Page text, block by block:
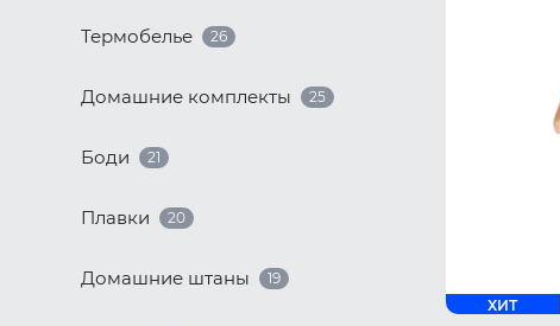
Термобелье 26
Домашние комплекты 25
Боди 21
Плавки 20
Домашние штаны 19
ХИТ